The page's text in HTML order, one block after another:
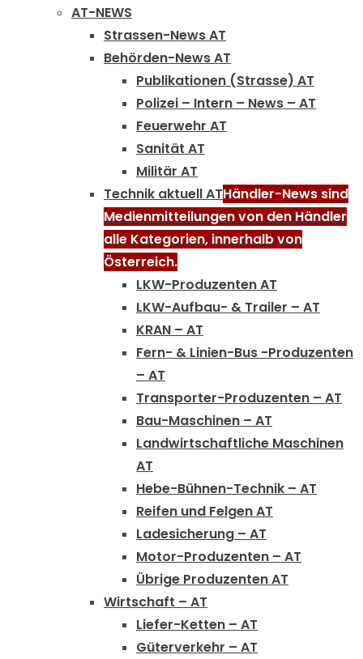
AT-NEWS
Strassen-News AT
Behörden-News AT
Publikationen (Strasse) AT
Polizei – Intern – News – AT
Feuerwehr AT
Sanität AT
Militär AT
Technik aktuell ATHändler-News sind
Medienmitteilungen von den Händler
alle Kategorien, innerhalb von
Österreich.
LKW-Produzenten AT
LKW-Aufbau- & Trailer – AT
KRAN – AT
Fern- & Linien-Bus -Produzenten
– AT
Transporter-Produzenten – AT
Bau-Maschinen – AT
Landwirtschaftliche Maschinen
AT
Hebe-Bühnen-Technik – AT
Reifen und Felgen AT
Ladesicherung – AT
Motor-Produzenten – AT
Übrige Produzenten AT
Wirtschaft – AT
Liefer-Ketten – AT
Güterverkehr – AT